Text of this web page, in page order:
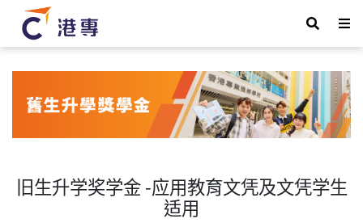
旧生升学奖学金 -应用教育文凭及文凭学生
适用